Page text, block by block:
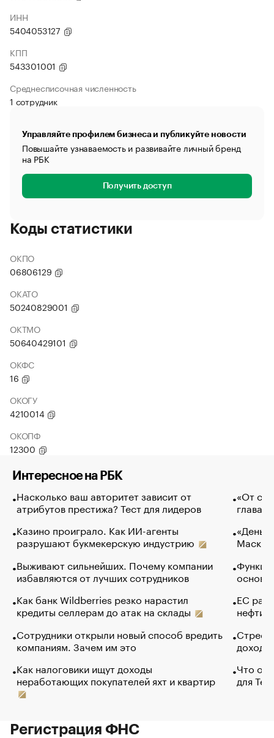
ИНН
5404053127
КПП
543301001
Среднесписочная численность
1 сотрудник
Управляйте профилем бизнеса и публикуйте новости
Повышайте узнаваемость и развивайте личный бренд
на РБК
Получить доступ
Коды статистики
ОКПО
06806129
ОКАТО
50240829001
ОКТМО
50640429101
ОКФС
16
ОКОГУ
4210014
ОКОПФ
12300
Интересное на РБК
Насколько ваш авторитет зависит от
атрибутов престижа? Тест для лидеров
Казино проиграло. Как ИИ-агенты
разрушают букмекерскую индустрию
Выживают сильнейших. Почему компании
избавляются от лучших сотрудников
Как банк Wildberries резко нарастил
кредиты селлерам до атак на склады
Сотрудники открыли новый способ вредить
компаниям. Зачем им это
Как налоговики ищут доходы
неработающих покупателей яхт и квартир
«От
глава
Маск в
основ
ЕС
нефти
Что
для
Регистрация ФНС